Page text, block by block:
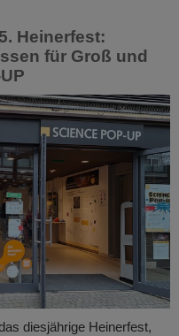
Heinerfest:
für Groß und
diesjährige Heinerfest,